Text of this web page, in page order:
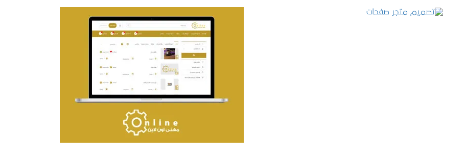
تصميم حراج مهنى
التفاصيل